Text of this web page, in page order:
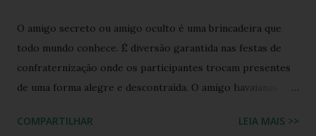
O amigo secreto ou amigo oculto é uma brincadeira que
todo mundo conhece. É diversão garantida nas festas de
confraternização onde os participantes trocam presentes
de uma forma alegre e descontraída. O amigo havaianas é
participantes trocam exclusivamente sandálias havaianas
COMPARTILHAR LEIA MAIS >>